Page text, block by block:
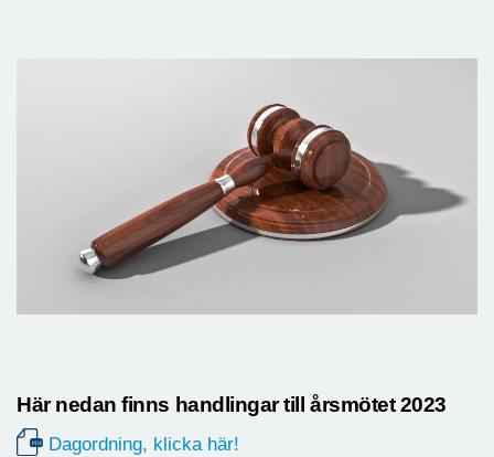
Här nedan finns handlingar till årsmötet 2023
Dagordning, klicka här!